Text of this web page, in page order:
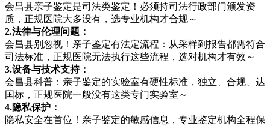
会昌县亲子鉴定是司法类鉴定！必须持司法行政部门颁发资
质，正规医院大多没有，选专业机构才合规～
2.法律与伦理问题：
会昌县别忽视！亲子鉴定有法定流程：从采样到报告都需符合
司法标准，正规医院无法执行这些流程，选对机构才有效～
3.设备与技术支持：
会昌县科普：亲子鉴定的实验室有硬性标准，独立、合规、达
国标，正规医院一般没有这类专门实验室～
4.隐私保护：
隐私安全在首位！亲子鉴定的敏感信息，专业鉴定机构全程保